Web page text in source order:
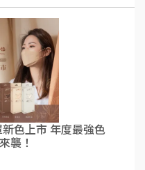
色上市 年度最強色
襲！